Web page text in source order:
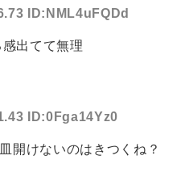
ID:NML4uFQDd
出てて無理
ID:0Fga14Yz0
開けないのはきつくね？